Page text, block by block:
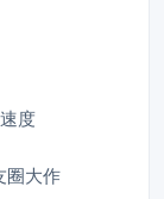
度
圈大作